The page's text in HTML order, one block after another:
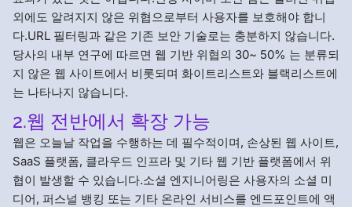
외에도 알려지지 않은 위협으로부터 사용자를 보호해야 합니
다.URL 필터링과 같은 기존 보안 기술로는 충분하지 않습니다.
당사의 내부 연구에 따르면 웹 기반 위협의 30~ 50% 는 분류되
지 않은 웹 사이트에서 비롯되며 화이트리스트와 블랙리스트에
는 나타나지 않습니다.
2.웹 전반에서 확장 가능
웹은 오늘날 작업을 수행하는 데 필수적이며, 손상된 웹 사이트,
SaaS 플랫폼, 클라우드 인프라 및 기타 웹 기반 플랫폼에서 위
협이 발생할 수 있습니다.소셜 엔지니어링은 사용자의 소셜 미
디어, 퍼스널 뱅킹 또는 기타 온라인 서비스를 엔드포인트에 액